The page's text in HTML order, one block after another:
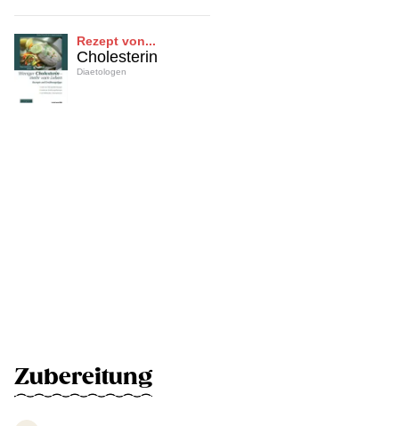
Rezept von...
Cholesterin
Diaetologen
Zubereitung